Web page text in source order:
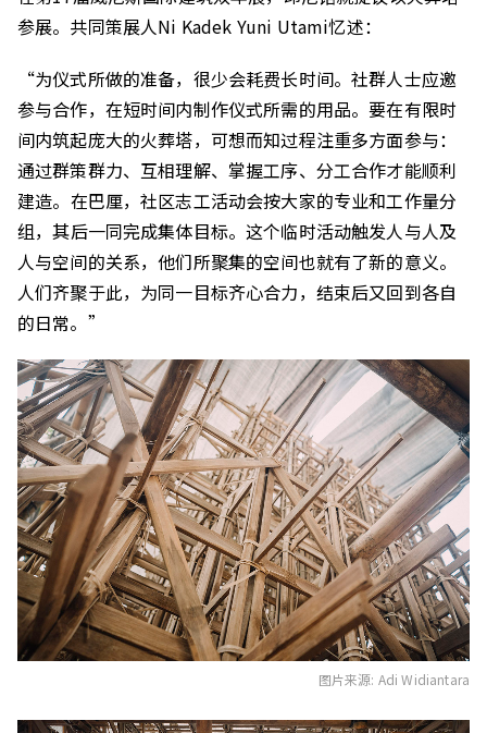
参展。 共同策展人Ni Kadek Yuni Utami忆述：
“为仪式所做的准备， 很少会耗费长时间。社群人士应邀
参与合作， 在短时间内制作仪式所需的用品。要在有限时
间内筑起庞大的火葬塔，可想而知过程注重多方面参与：
通过群策群力、 互相理解、掌握工序、分工合作才能顺利
建造。 在巴厘，社区志工活动会按大家的专业和工作量分
组，其后一同完成集体目标。这个临时活动触发人与人及
人与空间的关系，他们所聚集的空间也就有了新的意义。
人们齐聚于此，为同一目标齐心合力，结束后又回到各自
的日常。”
图片来源: Adi Widiantara